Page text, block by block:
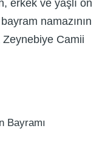
erkek ve yaşlı on
namazının
Camii